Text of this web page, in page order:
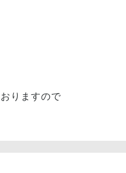
りますので